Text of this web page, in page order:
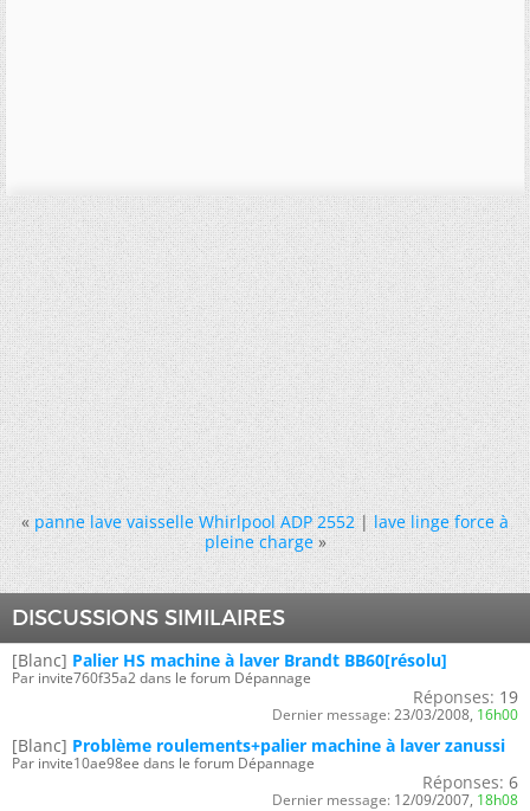
« panne lave vaisselle Whirlpool ADP 2552|lave linge force à
pleine charge »
DISCUSSIONS SIMILAIRES
[Blanc] Palier HS machine à laver Brandt BB60[résolu]
Par invite760f35a2 dans le forum Dépannage
Réponses: 19
Dernier message: 23/03/2008, 16h00
[Blanc] Problème roulements+palier machine à laver zanussi
Par invite10ae98ee dans le forum Dépannage
Réponses: 6
Dernier message: 12/09/2007, 18h08